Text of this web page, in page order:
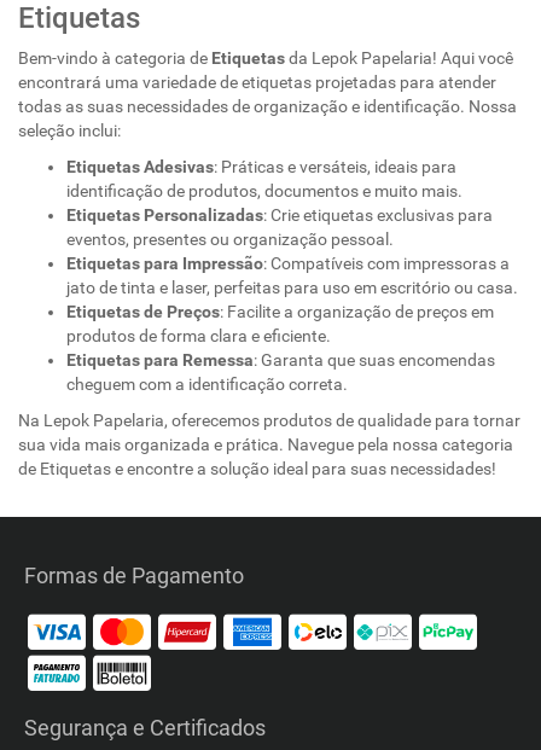
Etiquetas
Bem-vindo à categoria de Etiquetasda Lepok Papelaria! Aqui você
encontrará uma variedade de etiquetas projetadas para atender
todas as suas necessidades de organização e identificação. Nossa
seleção inclui:
Etiquetas Adesivas: Práticas e versáteis, ideais para
identificação de produtos, documentos e muito mais.
Etiquetas Personalizadas: Crie etiquetas exclusivas para
eventos, presentes ou organização pessoal.
Etiquetas para Impressão: Compatíveis com impressoras a
jato de tinta e laser, perfeitas para uso em escritório ou casa.
Etiquetas de Preços: Facilite a organização de preços em
produtos de forma clara e eficiente.
Etiquetas para Remessa: Garanta que suas encomendas
cheguem com a identificação correta.
Na Lepok Papelaria, oferecemos produtos de qualidade para tornar
sua vida mais organizada e prática. Navegue pela nossa categoria
de Etiquetas e encontre a solução ideal para suas necessidades!
Formas de Pagamento
Segurança e Certificados